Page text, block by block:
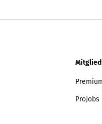
ProJobs